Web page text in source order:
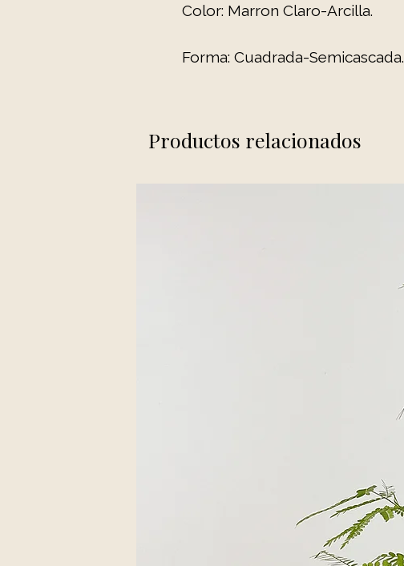
Color: Marron Claro-Arcilla.
Forma: Cuadrada-Semicascada.
Productos relacionados